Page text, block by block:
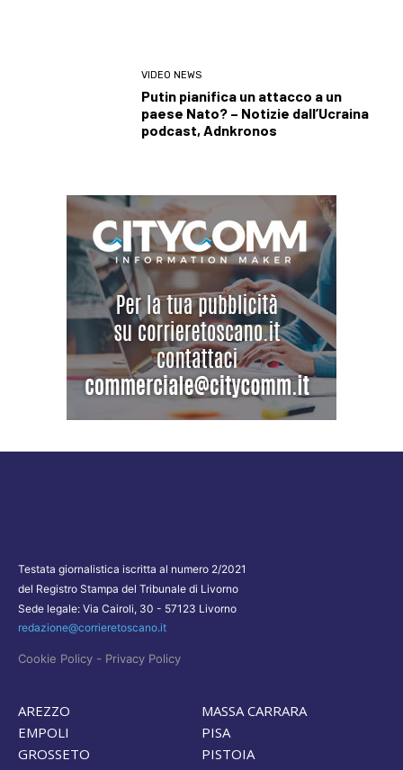
VIDEO NEWS
Putin pianifica un attacco a un
paese Nato? – Notizie dall’Ucraina
podcast, Adnkronos
Testata giornalistica iscritta al numero 2/2021
del Registro Stampa del Tribunale di Livorno
Sede legale: Via Cairoli, 30 - 57123 Livorno
redazione@corrieretoscano.it
Cookie Policy - Privacy Policy
AREZZO
EMPOLI
GROSSETO
MASSA CARRARA
PISA
PISTOIA